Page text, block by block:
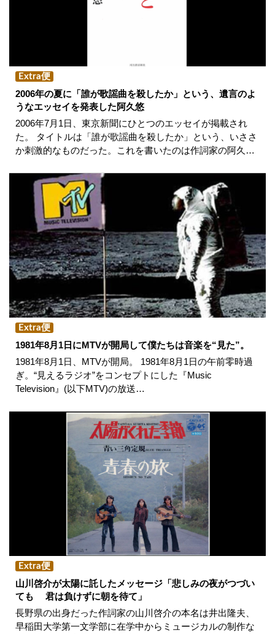
Extra便
2006年の夏に「誰が歌謡曲を殺したか」という、遺言のよ
うなエッセイを発表した阿久悠
2006年7月1日、東京新聞にひとつのエッセイが掲載され
た。 タイトルは「誰が歌謡曲を殺したか」という、いささ
か刺激的なものだった。これを書いたのは作詞家の阿久…
Extra便
1981年8月1日にMTVが開局して僕たちは音楽を“見た”。
1981年8月1日、MTVが開局。 1981年8月1日の午前零時過
ぎ。“見えるラジオ”をコンセプトにした『Music
Television』(以下MTV)の放送…
Extra便
山川啓介が太陽に託したメッセージ「悲しみの夜がつづい
ても 君は負けずに朝を待て」
長野県の出身だった作詞家の山川啓介の本名は井出隆夫、
早稲田大学第一文学部に在学中からミュージカルの制作な